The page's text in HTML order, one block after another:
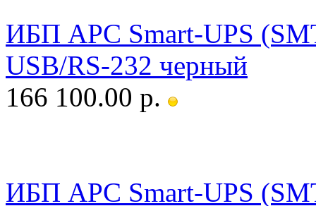
ИБП APC Smart-UPS
USB/RS-232 черный
166 100.00 р.
ИБП APC Smart-UPS